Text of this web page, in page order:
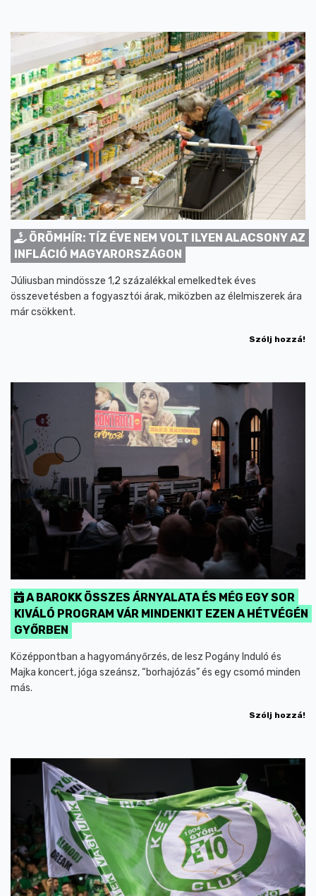
ÖRÖMHÍR: TÍZ ÉVE NEM VOLT ILYEN ALACSONY AZ
INFLÁCIÓ MAGYARORSZÁGON
Júliusban mindössze 1,2 százalékkal emelkedtek éves
összevetésben a fogyasztói árak, miközben az élelmiszerek ára
már csökkent.
Szólj hozzá!
A BAROKK ÖSSZES ÁRNYALATA ÉS MÉG EGY SOR
KIVÁLÓ PROGRAM VÁR MINDENKIT EZEN A HÉTVÉGÉN
GYŐRBEN
Középpontban a hagyományőrzés, de lesz Pogány Induló és
Majka koncert, jóga szeánsz, “borhajózás” és egy csomó minden
más.
Szólj hozzá!